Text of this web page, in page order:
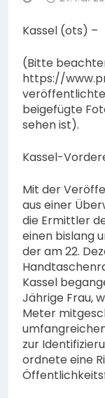
Kassel (ots) –
(Bitte
https://
beigefügte
sehen ist).
Kassel-
Mit der
aus einer
die Ermittler
einen bislang
der am 22.
Kassel
Jährige Frau,
Meter
zur
ordnete eine